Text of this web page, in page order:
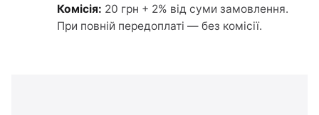
Комісія: 20 грн + 2% від суми замовлення.
При повній передоплаті — без комісії.